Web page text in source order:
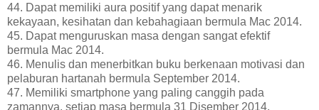
44. Dapat memiliki aura positif yang dapat menarik
kekayaan, kesihatan dan kebahagiaan bermula Mac 2014.
45. Dapat menguruskan masa dengan sangat efektif
bermula Mac 2014.
46. Menulis dan menerbitkan buku berkenaan motivasi dan
pelaburan hartanah bermula September 2014.
47. Memiliki smartphone yang paling canggih pada
zamannya, setiap masa bermula 31 Disember 2014.